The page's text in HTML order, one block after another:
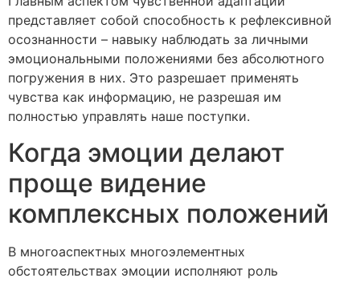
представляет собой способность к рефлексивной
осознанности – навыку наблюдать за личными
эмоциональными положениями без абсолютного
погружения в них. Это разрешает применять
чувства как информацию, не разрешая им
полностью управлять наше поступки.
Когда эмоции делают
проще видение
комплексных положений
В многоаспектных многоэлементных
обстоятельствах эмоции исполняют роль